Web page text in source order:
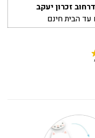
זכרון יעקב